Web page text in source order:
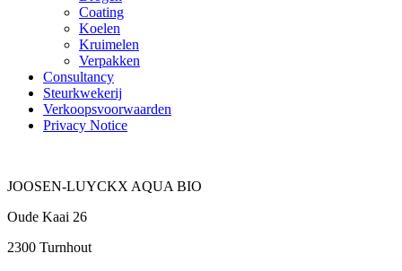
Coating
Koelen
Kruimelen
Verpakken
Consultancy
Steurkwekerij
Verkoopsvoorwaarden
Privacy Notice
JOOSEN-LUYCKX AQUA BIO
Oude Kaai 26
2300 Turnhout